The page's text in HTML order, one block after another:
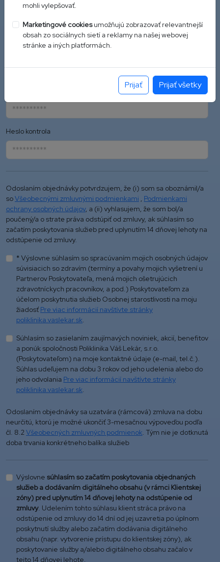
E-mail * (slúži aj ako prihlasovacie meno)
Mobilné číslo
Heslo kontrola
Odoslaním objednávky potvrdzujem, že (i) som sa oboznámil/a
soVšeobecnými zmluvnými podmienkami , Podmienkami
ochrany osobných údajov, a (ii) vyhlasujem, že som bol/a
poučený/a o strate práva odstúpiť od zmluvy, ak súhlasím so
začatím poskytovania služieb pred uplynutím 14 dňovej lehoty na
odstúpenie od zmluvy.
* Výslovne súhlasím so spracúvaním mojich osobných údajov
súvisiacich so zdravím (termíny a povahy mojich vyšetrení u
Partnerov Poskytovateľa, mená mojich ošetrujúcich
zdravotníckych pracovníkov, a pod.) Poskytovateľom za
účelom poskytnutia služieb Osobnej starostlivosti na moju
žiadosť Pre viac informácií navštívte stránky
poliklinika.vaslekar.sk.
Súhlasím so zasielaním zaujímavých noviniek, akcií, benefitov
a ponúk spoločnosti Poliklinika Váš Lekár, s.r.o.
(Poskytovateľom) na moje kontaktné údaje (e-mail, tel.č.).
Súhlas udeľujem na dobu 3 rokov od jeho udelenia alebo do
jeho odvolania Pre viac informácií navštívte stránky
poliklinika.vaslekar.sk.
Odoslaním objednávky sa uzatvára (rámcová) zmluva na dobu
neurčitú, ktorú je možné ukončiť 3-mesačnou výpoveďou podľa
čl. 8.2 Všeobecných zmluvných podmienok. Tým nie je dotknutá
doba trvania konkrétneho balíka služieb
Výslovne súhlasím so začatím poskytovania objednaných
služieb a dodávaním digitálneho obsahu (v rámci Klientskej
zóny) pred uplynutím 14 dňovej lehoty na odstúpenie od
zmluvy. Udelením tohto súhlasu klient stráca právo na
odstúpenie od zmluvy do 14 dní od jej uzavretia po úplnom
poskytnutí služby alebo začatím dodávania digitálneho
obsahu (napr. vytvorenie prístupu do klientskej zóny), ak
poskytovanie služby a/alebo digitálneho obsahu začalo v
tejto 14 dňovej lehote.
mohli vylepšovať.
Marketingové cookies umožňujú zobrazovať relevantnejší
obsah zo sociálnych sietí a reklamy na našej webovej
stránke a iných platformách.
Prijať Prijať všetky